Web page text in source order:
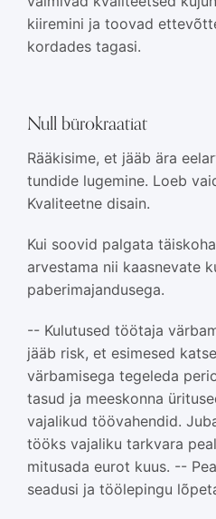
kiiremini ja toovad
kordades tagasi.
Null bürokraatiat
Rääkisime, et jääb ära
tundide lugemine. Loeb
Kvaliteetne disain.
Kui soovid palgata
arvestama nii kaasnevate
paberimajandusega.
-- Kulutused töötaja
jääb risk, et esimesed
värbamisega tegeleda
tasud ja meeskonna
vajalikud töövahendid.
tööks vajaliku tarkvara
mitusada eurot kuus. --
seadusi ja töölepingu